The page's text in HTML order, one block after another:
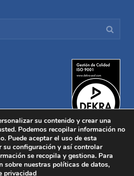
los derechos reservados.Aviso legal
|Política de Cookies
porNucleosoft
su contenido y crear una
Podemos recopilar información no
Puede aceptar el uso de esta
configuración y así controlar
se recopila y gestiona. Para
sobre nuestras políticas de datos,
privacidad